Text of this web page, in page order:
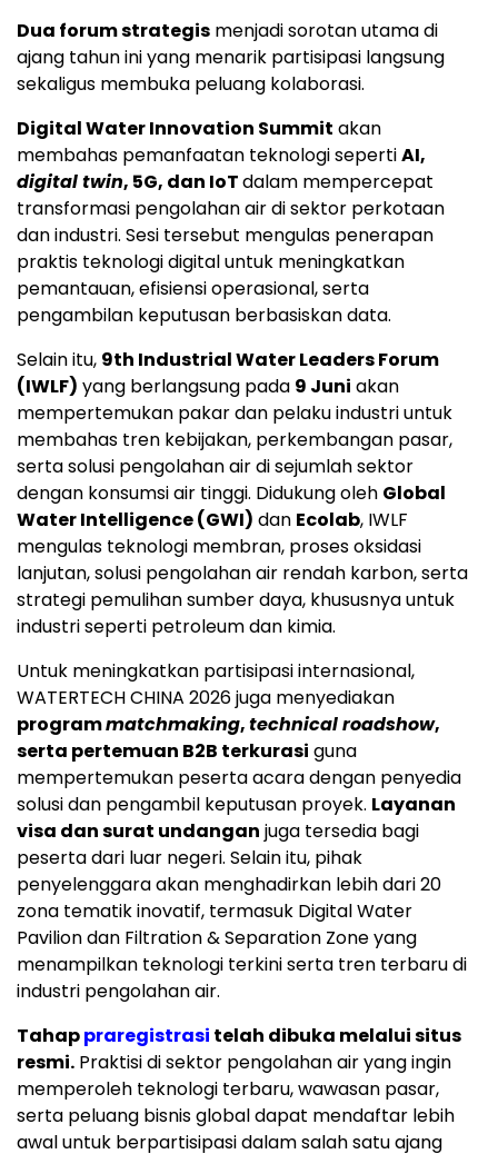
Dua forum strategis menjadi sorotan utama di
ajang tahun ini yang menarik partisipasi langsung
sekaligus membuka peluang kolaborasi.
Digital Water Innovation Summit akan
membahas pemanfaatan teknologi sepertiAI,
digital twin, 5G, dan IoTdalam mempercepat
transformasi pengolahan air di sektor perkotaan
dan industri. Sesi tersebut mengulas penerapan
praktis teknologi digital untuk meningkatkan
pemantauan, efisiensi operasional, serta
pengambilan keputusan berbasiskan data.
Selain itu, 9th Industrial Water Leaders Forum
(IWLF) yang berlangsung pada 9 Juni akan
mempertemukan pakar dan pelaku industri untuk
membahas tren kebijakan, perkembangan pasar,
serta solusi pengolahan air di sejumlah sektor
dengan konsumsi air tinggi. Didukung oleh Global
Water Intelligence (GWI) dan Ecolab, IWLF
mengulas teknologi membran, proses oksidasi
lanjutan, solusi pengolahan air rendah karbon, serta
strategi pemulihan sumber daya, khususnya untuk
industri seperti petroleum dan kimia.
Untuk meningkatkan partisipasi internasional,
WATERTECH CHINA 2026 juga menyediakan
programmatchmaking,technical roadshow,
serta pertemuan B2B terkurasi guna
mempertemukan peserta acara dengan penyedia
solusi dan pengambil keputusan proyek. Layanan
visa dan surat undangan juga tersedia bagi
peserta dari luar negeri. Selain itu, pihak
penyelenggara akan menghadirkan lebih dari 20
zona tematik inovatif, termasuk Digital Water
Pavilion dan Filtration & Separation Zone yang
menampilkan teknologi terkini serta tren terbaru di
industri pengolahan air.
Tahappraregistrasi telah dibuka melalui situs
resmi. Praktisi di sektor pengolahan air yang ingin
memperoleh teknologi terbaru, wawasan pasar,
serta peluang bisnis global dapat mendaftar lebih
awal untuk berpartisipasi dalam salah satu ajang